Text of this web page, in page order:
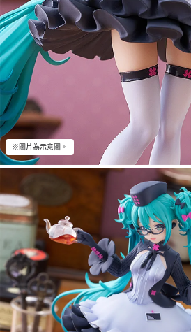
※圖片為示意圖。